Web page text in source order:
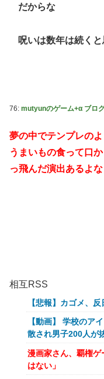
だからな
呪いは数年は続く
76: mutyunのゲーム+α ブロ
夢の中でテンプレの
うまいもの食って口
っ飛んだ演出あるよな
相互RSS
【悲報】カゴメ、
【動画】 学校のア
散され男子200人が
漫画家さん、覇権ゲ
はない」